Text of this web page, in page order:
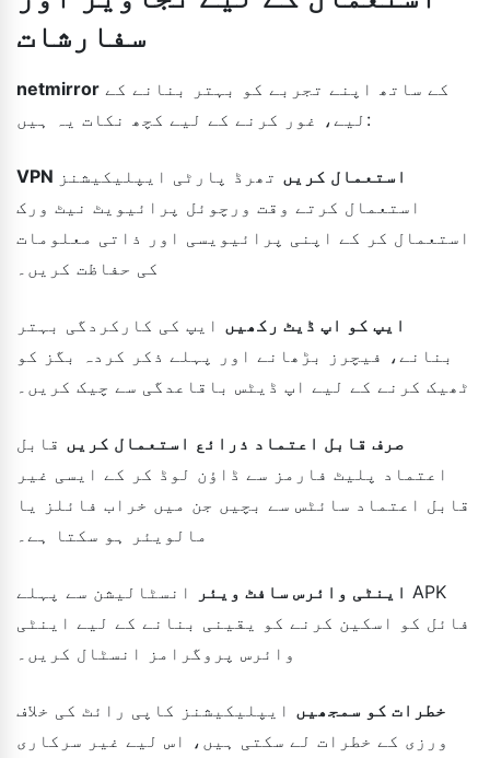
سفارشات
netmirror
لیے، غور کرنے کے لیے کچھ نکات یہ ہیں:
VPN استعمال کریں تھرڈ پارٹی ایپلیکیشنز
استعمال کرتے وقت ورچوئل پرائیویٹ نیٹ ورک
استعمال کر کے اپنی پرائیویسی اور ذاتی معلومات
کی حفاظت کریں۔
ایپ کو اپ ڈیٹ رکھیں ایپ کی کارکردگی بہتر
بنانے، فیچرز بڑھانے اور پہلے ذکر کردہ بگز کو
ٹھیک کرنے کے لیے اپ ڈیٹس باقاعدگی سے چیک کریں۔
صرف قابل اعتماد ذرائع استعمال کریں قابل
اعتماد پلیٹ فارمز سے ڈاؤن لوڈ کر کے ایسی غیر
قابل اعتماد سائٹس سے بچیں جن میں خراب فائلز یا
مالویئر ہو سکتا ہے۔
اینٹی وائرس سافٹ ویئر
انسٹالیشن سے پہلے APK
فائل کو اسکین کرنے کو یقینی بنانے کے لیے اینٹی
وائرس پروگرامز انسٹال کریں۔
خطرات کو سمجھیں ایپلیکیشنز کاپی رائٹ کی خلاف
ورزی کے خطرات لے سکتی ہیں، اس لیے غیر سرکاری